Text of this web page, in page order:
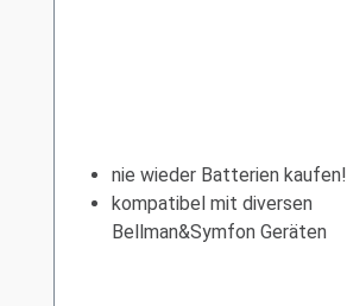
nie wieder Batterien kaufen!
kompatibel mit diversen
Bellman&Symfon Geräten